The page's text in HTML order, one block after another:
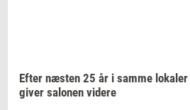
Efter næ­sten 25 år i samme lo­ka­ler
giver sa­lo­nen vi­de­re